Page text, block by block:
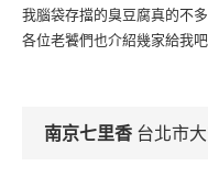
我腦袋存擋的臭豆腐真的不多
各位老饕們也介紹幾家給我吧
南京七里香 台北市